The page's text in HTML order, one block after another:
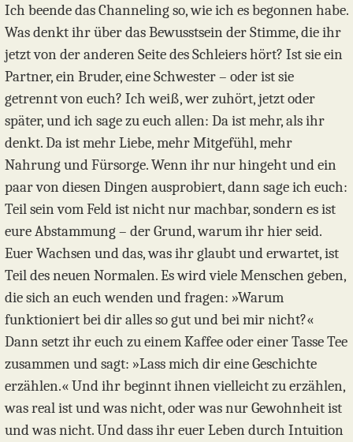
Ich beende das Channeling so, wie ich es begonnen habe.
Was denkt ihr über das Bewusstsein der Stimme, die ihr
jetzt von der anderen Seite des Schleiers hört? Ist sie ein
Partner, ein Bruder, eine Schwester – oder ist sie
getrennt von euch? Ich weiß, wer zuhört, jetzt oder
später, und ich sage zu euch allen: Da ist mehr, als ihr
denkt. Da ist mehr Liebe, mehr Mitgefühl, mehr
Nahrung und Fürsorge. Wenn ihr nur hingeht und ein
paar von diesen Dingen ausprobiert, dann sage ich euch:
Teil sein vom Feld ist nicht nur machbar, sondern es ist
eure Abstammung – der Grund, warum ihr hier seid.
Euer Wachsen und das, was ihr glaubt und erwartet, ist
Teil des neuen Normalen. Es wird viele Menschen geben,
die sich an euch wenden und fragen: »Warum
funktioniert bei dir alles so gut und bei mir nicht?«
Dann setzt ihr euch zu einem Kaffee oder einer Tasse Tee
zusammen und sagt: »Lass mich dir eine Geschichte
erzählen.« Und ihr beginnt ihnen vielleicht zu erzählen,
was real ist und was nicht, oder was nur Gewohnheit ist
und was nicht. Und dass ihr euer Leben durch Intuition